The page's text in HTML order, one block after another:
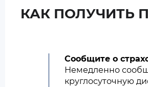
КАК ПОЛУЧИТЬ
Сообщите о
Немедленно
круглосуточную